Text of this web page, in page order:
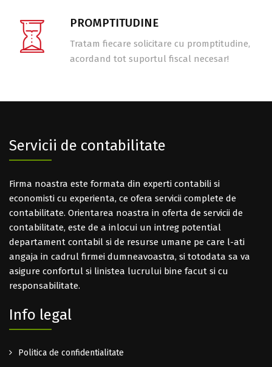
PROMPTITUDINE
Tratam fiecare solicitare cu promptitudine,
acordand tot suportul fiscal necesar!
Servicii de contabilitate
Firma noastra este formata din experti contabili si
economisti cu experienta, ce ofera servicii complete de
contabilitate. Orientarea noastra in oferta de servicii de
contabilitate, este de a inlocui un intreg potential
departament contabil si de resurse umane pe care l-ati
angaja in cadrul firmei dumneavoastra, si totodata sa va
asigure confortul si linistea lucrului bine facut si cu
responsabilitate.
Info legal
Politica de confidentialitate